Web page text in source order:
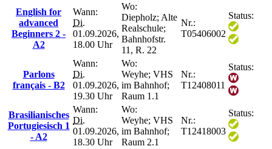
English for
advanced
Beginners 2 -
A2
Wann:
Di.
01.09.2026,
18.00 Uhr
Wo:
Diepholz; Alte
Realschule;
Bahnhofstr.
11, R. 22
Nr.:
T05406002
Status:
Parlons
français - B2
Wann:
Di.
01.09.2026,
19.30 Uhr
Wo:
Weyhe; VHS
im Bahnhof;
Raum 1.1
Nr.:
T12408011
Status:
Brasilianisches
Portugiesisch 1
- A2
Wann:
Di.
01.09.2026,
18.30 Uhr
Wo:
Weyhe; VHS
im Bahnhof;
Raum 2.1
Nr.:
T12418003
Status: